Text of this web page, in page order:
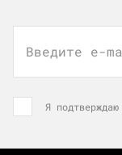
Введите e-
Я